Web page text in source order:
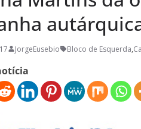
JorgeEusebio Bloco de Esquerda,